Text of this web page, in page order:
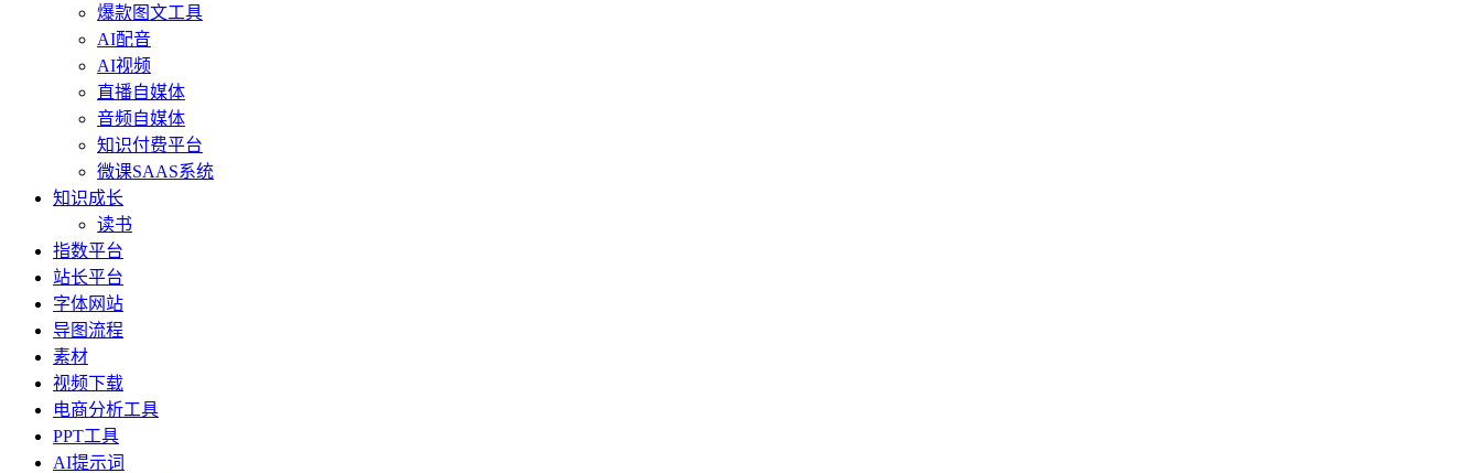
爆款图文工具
AI配音
AI视频
直播自媒体
音频自媒体
知识付费平台
微课SAAS系统
知识成长
读书
指数平台
站长平台
字体网站
导图流程
素材
视频下载
电商分析工具
PPT工具
AI提示词